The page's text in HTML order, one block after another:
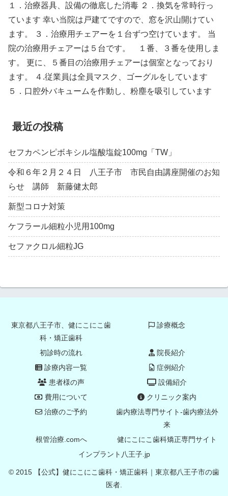
１．治療器具、設備の徹底した消毒 ２．換気を常時行っ
ています 幸い当院は戸建てですので、窓を沢山開けてい
ます。 ３．治療用チェアーを１台ずつ空けています。 当
院の治療用チェアーは５台です。 １番、３番を使用しま
す。 更に、５番目の治療用チェアーは個室となっており
ます。 ４.従業員は全員マスク、ゴーグルをしています
５．口腔外バキュームを作動し、粉塵を吸引しています
最近の投稿
セフカペンピボキシル塩酸塩錠100mg「TW」
令和６年２月２４日 八王子市 市民自由講座開催のお知
らせ 講師 新藤健太郎
新型コロナ対策
ケフラール細粒小児用100mg
セファクロル細粒JG
東京都八王子市、健にこにこ歯
科・矯正歯科
診療概念
初診時の流れ
院長紹介
診療内容一覧
症例紹介
患者様の声
設備紹介
費用について
クリニック案内
治療のご予約
歯内療法専門サイト-歯内療法外
来
根管治療.comへ
健にこにこ歯科矯正専門サイト
インプラント八王子.jp
© 2015 【公式】健にこにこ歯科・矯正歯科｜東京都八王子市の歯
医者.